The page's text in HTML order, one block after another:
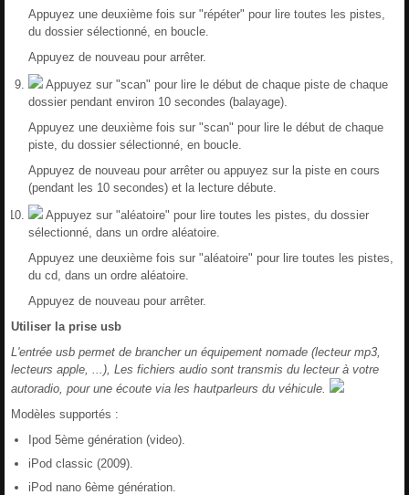
Appuyez une deuxième fois sur "répéter" pour lire toutes les pistes,
du dossier sélectionné, en boucle.
Appuyez de nouveau pour arrêter.
Appuyez sur "scan" pour lire le début de chaque piste de chaque
dossier pendant environ 10 secondes (balayage).
Appuyez une deuxième fois sur "scan" pour lire le début de chaque
piste, du dossier sélectionné, en boucle.
Appuyez de nouveau pour arrêter ou appuyez sur la piste en cours
(pendant les 10 secondes) et la lecture débute.
Appuyez sur "aléatoire" pour lire toutes les pistes, du dossier
sélectionné, dans un ordre aléatoire.
Appuyez une deuxième fois sur "aléatoire" pour lire toutes les pistes,
du cd, dans un ordre aléatoire.
Appuyez de nouveau pour arrêter.
Utiliser la prise usb
L'entrée usb permet de brancher un équipement nomade (lecteur mp3,
lecteurs apple, ...), Les fichiers audio sont transmis du lecteur à votre
autoradio, pour une écoute via les hautparleurs du véhicule.
Modèles supportés :
Ipod 5ème génération (video).
iPod classic (2009).
iPod nano 6ème génération.